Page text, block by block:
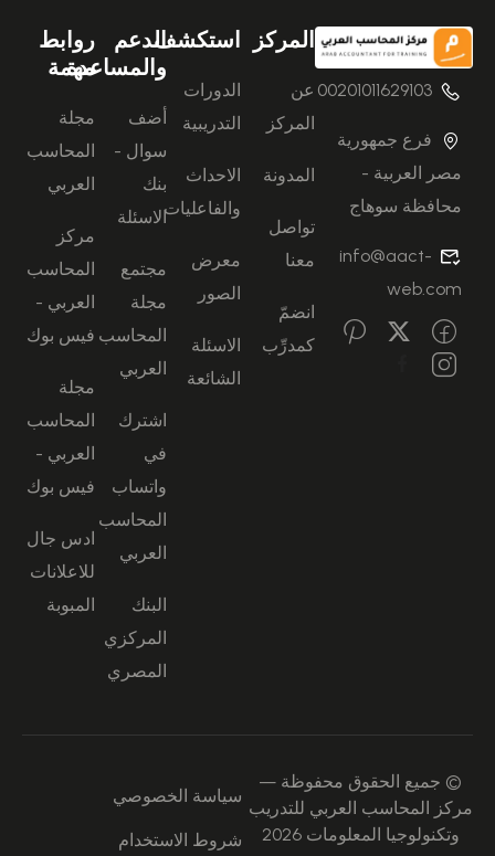
00201011629103
فرع جمهورية
مصر العربية -
محافظة سوهاج
info@aact-
web.com
المركز
عن
المركز
المدونة
تواصل
معنا
انضمّ
كمدرِّب
استكشف
الدورات
التدريبية
الاحداث
والفاعليات
معرض
الصور
الاسئلة
الشائعة
الدعم
والمساعدة
أضف
سوال -
بنك
الاسئلة
مجتمع
مجلة
المحاسب
العربي
اشترك
في
واتساب
المحاسب
العربي
البنك
المركزي
المصري
روابط
مهمة
مجلة
المحاسب
العربي
مركز
المحاسب
العربي -
فيس بوك
مجلة
المحاسب
العربي -
فيس بوك
ادس جال
للاعلانات
المبوبة
© جميع الحقوق محفوظة —
مركز المحاسب العربي للتدريب
وتكنولوجيا المعلومات 2026
سياسة الخصوصي
شروط الاستخدام